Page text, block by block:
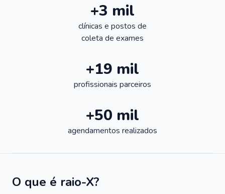
+3 mil
clínicas e postos de
coleta de exames
+19 mil
profissionais parceiros
+50 mil
agendamentos realizados
O que é raio-X?